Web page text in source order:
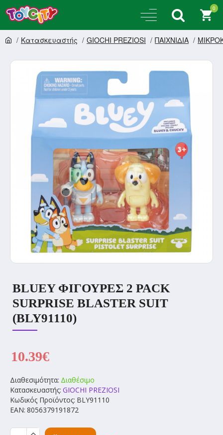
0
Κατασκευαστής GIOCHI PREZIOSI ΠΑΙΧΝΙΔΙΑ
BLUEY ΦΙΓΟΥΡΕΣ 2 PACK
SURPRISE BLASTER SUIT
(BLY91110)
Διαθεσιμότητα: Διαθέσιμο
Κατασκευαστής: GIOCHI PREZIOSI
Κωδικός Προϊόντος: BLY91110
EAN: 8056379191872
10.39€